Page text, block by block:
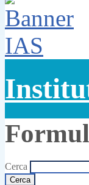
Cerca